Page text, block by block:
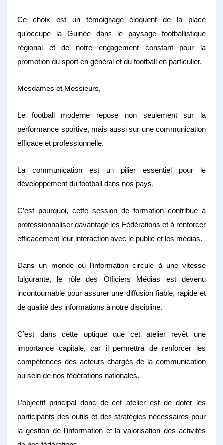
Ce choix est un témoignage éloquent de la place
qu’occupe la Guinée dans le paysage footballistique
régional et de notre engagement constant pour la
promotion du sport en général et du football en particulier.
Mesdames et Messieurs,
Le football moderne repose non seulement sur la
performance sportive, mais aussi sur une communication
efficace et professionnelle.
La communication est un pilier essentiel pour le
développement du football dans nos pays.
C’est pourquoi, cette session de formation contribue à
professionnaliser davantage les Fédérations et à renforcer
efficacement leur interaction avec le public et les médias.
Dans un monde où l’information circule à une vitesse
fulgurante, le rôle des Officiers Médias est devenu
incontournable pour assurer une diffusion fiable, rapide et
de qualité des informations à notre discipline.
C’est dans cette optique que cet atelier revêt une
importance capitale, car il permettra de renforcer les
compétences des acteurs chargés de la communication
au sein de nos fédérations nationales.
L’objectif principal donc de cet atelier est de doter les
participants des outils et des stratégies nécessaires pour
la gestion de l’information et la valorisation des activités